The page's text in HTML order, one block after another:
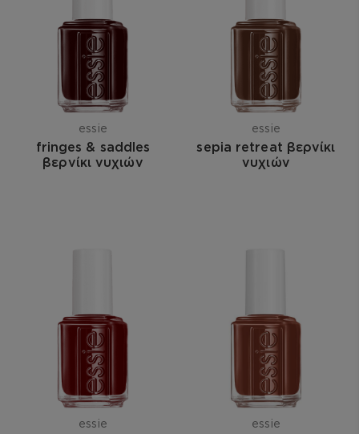
essie
fringes & saddles
βερνίκι νυχιών
essie
sepia retreat βερνίκι
νυχιών
essie essie